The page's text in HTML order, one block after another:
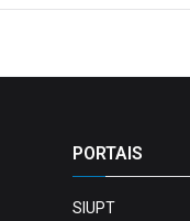
PORTAIS
SIUPT